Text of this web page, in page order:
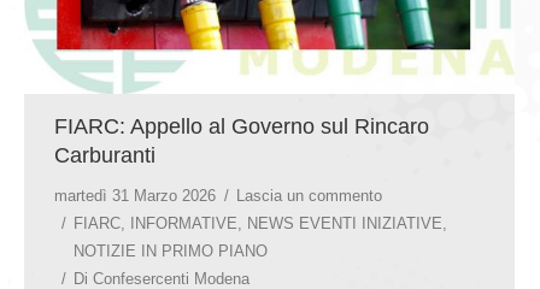
FIARC: Appello al Governo sul Rincaro
Carburanti
martedì 31 Marzo 2026
Lascia un commento
FIARC, INFORMATIVE, NEWS EVENTI INIZIATIVE,
NOTIZIE IN PRIMO PIANO
Di Confesercenti Modena